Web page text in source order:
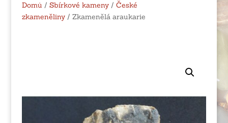
Domů / Sbírkové kameny/ České
zkameněliny/ Zkamenělá araukarie